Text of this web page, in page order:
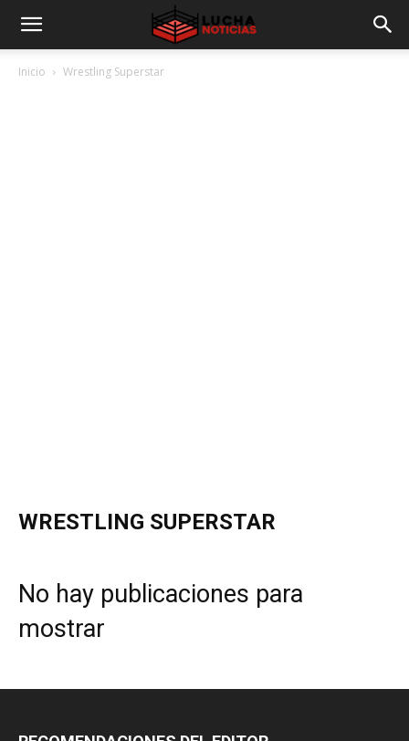
Inicio Wrestling Superstar
WRESTLING SUPERSTAR
No hay publicaciones para
mostrar